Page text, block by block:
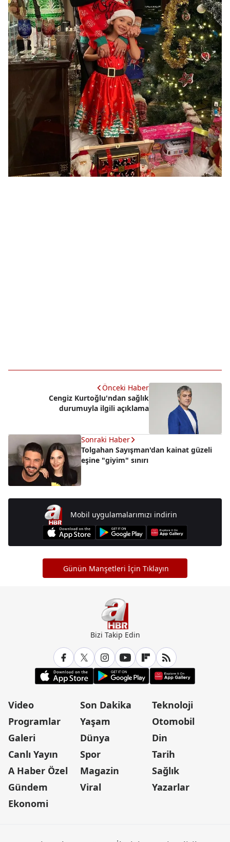
Önceki Haber
Cengiz Kurtoğlu'ndan sağlık
durumuyla ilgili açıklama
Sonraki Haber
Tolgahan Sayışman'dan kainat güzeli
eşine "giyim" sınırı
Mobil uygulamalarımızı indirin
Günün Manşetleri İçin Tıklayın
Bizi Takip Edin
Video
Programlar
Galeri
Canlı Yayın
A Haber Özel
Gündem
Ekonomi
Son Dakika
Yaşam
Dünya
Spor
Magazin
Viral
Teknoloji
Otomobil
Din
Tarih
Sağlık
Yazarlar